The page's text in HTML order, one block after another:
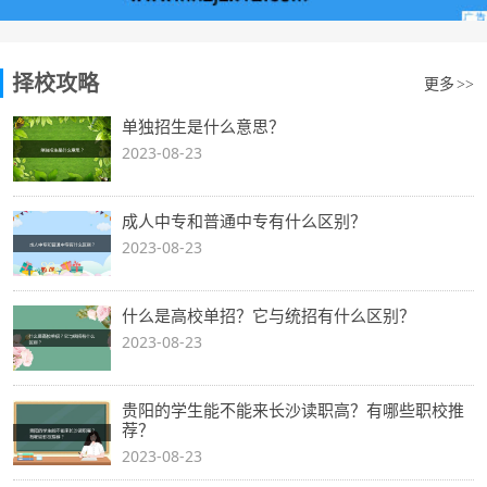
择校攻略 更多 >>
单独招生是什么意思？
2023-08-23
成人中专和普通中专有什么区别？
2023-08-23
什么是高校单招？它与统招有什么区别？
2023-08-23
贵阳的学生能不能来长沙读职高？有哪些职校推
荐？
2023-08-23